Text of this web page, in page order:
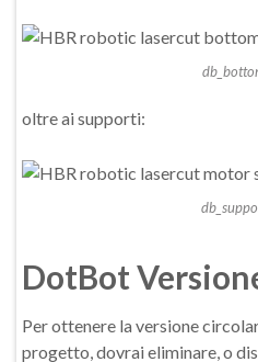
oltre ai supporti:
DotBot
Per ottenere la versione
progetto, dovrai eliminare, o